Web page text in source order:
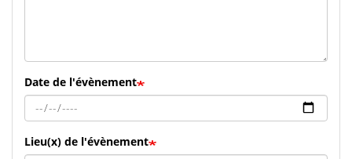
Date de l'évènement
Lieu(x) de l'évènement